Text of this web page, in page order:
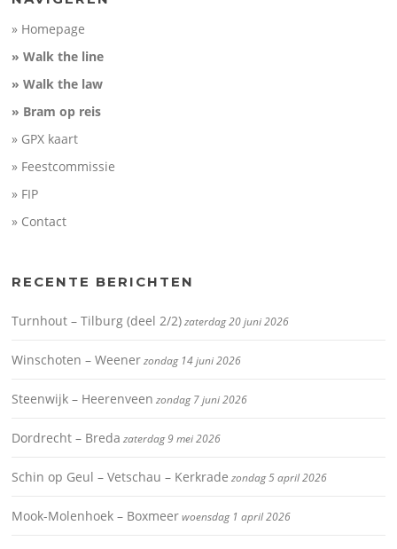
» Homepage
» Walk the line
» Walk the law
» Bram op reis
» GPX kaart
» Feestcommissie
» FIP
» Contact
RECENTE BERICHTEN
Turnhout – Tilburg (deel 2/2)zaterdag 20 juni 2026
Winschoten – Weenerzondag 14 juni 2026
Steenwijk – Heerenveen zondag 7 juni 2026
Dordrecht – Breda zaterdag 9 mei 2026
Schin op Geul – Vetschau – Kerkrade zondag 5 april 2026
Mook-Molenhoek – Boxmeerwoensdag 1 april 2026